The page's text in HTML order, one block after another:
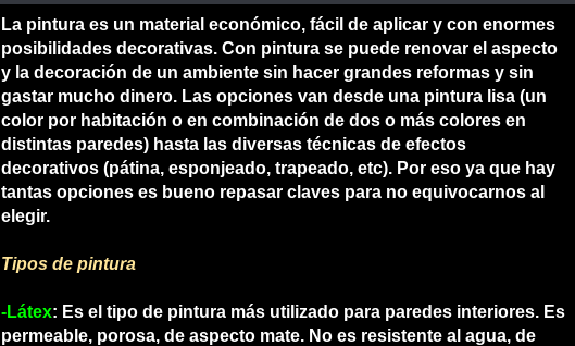
La pintura es un material económico, fácil de aplicar y con enormes
posibilidades decorativas. Con pintura se puede renovar el aspecto
y la decoración de un ambiente sin hacer grandes reformas y sin
gastar mucho dinero. Las opciones van desde una pintura lisa (un
color por habitación o en combinación de dos o más colores en
distintas paredes) hasta las diversas técnicas de efectos
decorativos (pátina, esponjeado, trapeado, etc). Por eso ya que hay
tantas opciones es bueno repasar claves para no equivocarnos al
elegir.
Tipos de pintura
-Látex: Es el tipo de pintura más utilizado para paredes interiores. Es
permeable, porosa, de aspecto mate. No es resistente al agua, de